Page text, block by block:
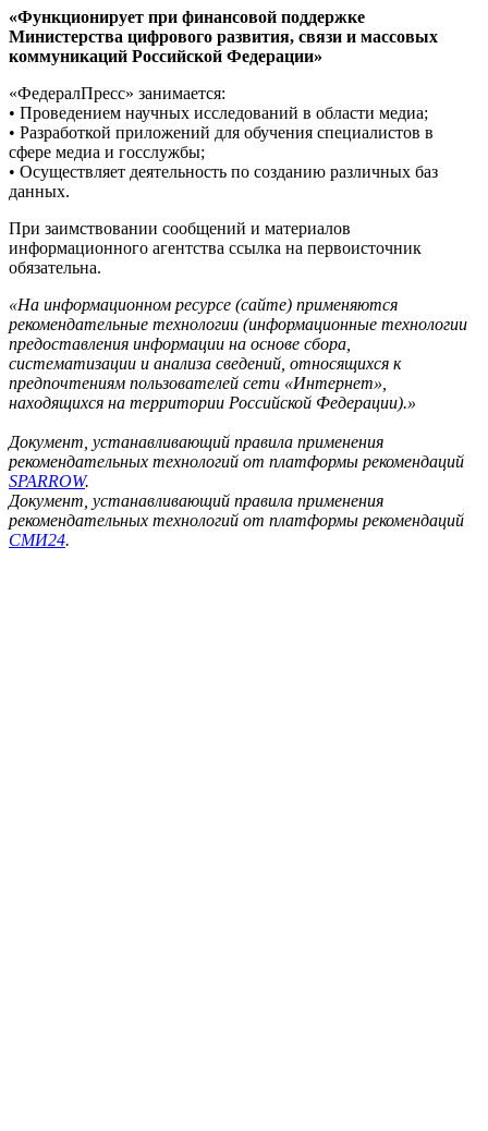
«Функционирует при финансовой поддержке
Министерства цифрового развития, связи и массовых
коммуникаций Российской Федерации»
«ФедералПресс» занимается:
• Проведением научных исследований в области медиа;
• Разработкой приложений для обучения специалистов в
сфере медиа и госслужбы;
• Осуществляет деятельность по созданию различных баз
данных.
При заимствовании сообщений и материалов
информационного агентства ссылка на первоисточник
обязательна.
«На информационном ресурсе (сайте) применяются
рекомендательные технологии (информационные технологии
предоставления информации на основе сбора,
систематизации и анализа сведений, относящихся к
предпочтениям пользователей сети «Интернет»,
находящихся на территории Российской Федерации).»
Документ, устанавливающий правила применения
рекомендательных технологий от платформы рекомендаций
SPARROW.
Документ, устанавливающий правила применения
рекомендательных технологий от платформы рекомендаций
СМИ24.